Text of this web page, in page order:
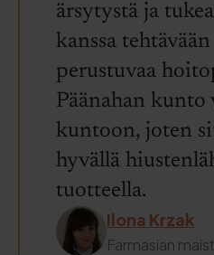
ärsytystä ja
kanssa
perustuvaa
Päänahan
kuntoon, joten
hyvällä
tuotteella.
Ilona Krzak
Farmasian